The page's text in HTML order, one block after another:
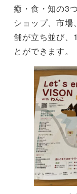
癒・食・知の3
ショップ、市
舗が立ち並び、
とができます。